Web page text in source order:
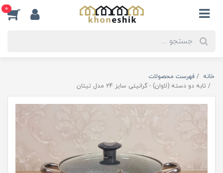
0
خانه
فهرست محصولات
تابه دو دسته (لاوان) - گرانیتی سایز 24 مدل تیتان